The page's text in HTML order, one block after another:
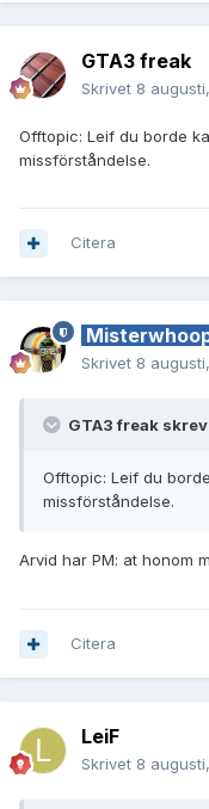
GTA3 freak
Skrivet 8
Offtopic: Leif du borde
missförståndelse.
Citera
Skrivet 8
GTA3 freak
Offtopic: Leif du
missförståndelse.
Arvid har PM: at honom
Citera
LeiF
Skrivet 8